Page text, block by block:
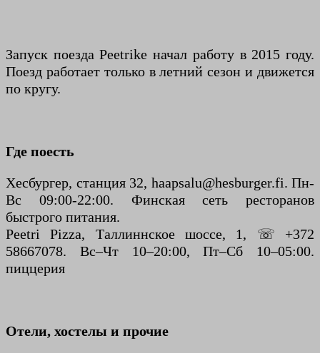
Запуск поезда Peetrike начал работу в 2015 году.
Поезд работает только в летний сезон и движется
по кругу.
Где поесть
Хесбургер, станция 32, haapsalu@hesburger.fi. Пн-
Вс 09:00-22:00. Финская сеть ресторанов
быстрого питания.
Peetri Pizza, Таллиннское шоссе, 1, ☏ +372
58667078. Вс–Чт 10–20:00, Пт–Сб 10–05:00.
пиццерия
Отели, хостелы и прочие